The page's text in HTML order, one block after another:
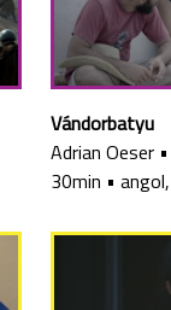
Vándorbatyu
Adrian Oeser
30min •